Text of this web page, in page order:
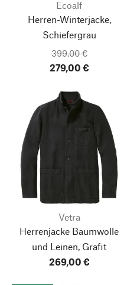
Ecoalf
Herren-Winterjacke,
Schiefergrau
399,00 €
279,00 €
Vetra
Herrenjacke Baumwolle
und Leinen, Grafit
269,00 €